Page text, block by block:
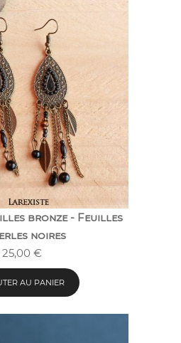
bronze - Feuilles
noires
25,00 €
AU PANIER